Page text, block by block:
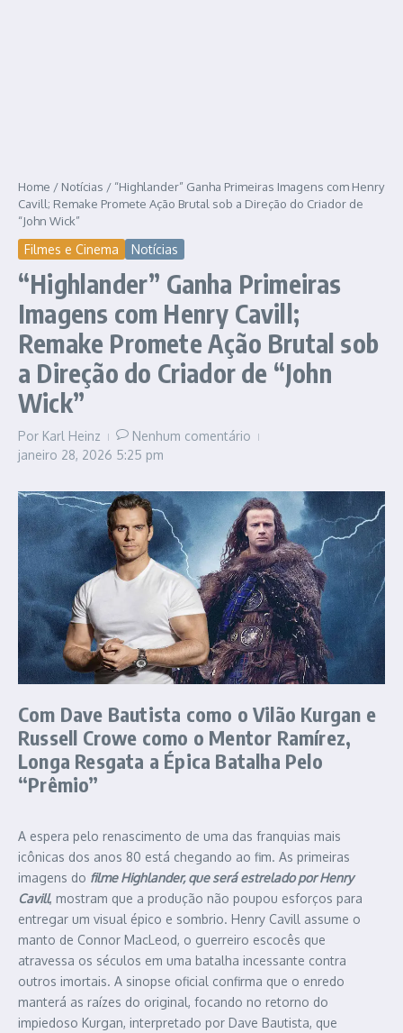
Home / Notícias / “Highlander” Ganha Primeiras Imagens com Henry
Cavill; Remake Promete Ação Brutal sob a Direção do Criador de
“John Wick”
Filmes e Cinema Notícias
“Highlander” Ganha Primeiras
Imagens com Henry Cavill;
Remake Promete Ação Brutal sob
a Direção do Criador de “John
Wick”
Por Karl Heinz
Nenhum comentário
janeiro 28, 2026 5:25 pm
Com Dave Bautista como o Vilão Kurgan e
Russell Crowe como o Mentor Ramírez,
Longa Resgata a Épica Batalha Pelo
“Prêmio”
A espera pelo renascimento de uma das franquias mais
icônicas dos anos 80 está chegando ao fim. As primeiras
imagens do filme Highlander, que será estrelado por Henry
Cavill, mostram que a produção não poupou esforços para
entregar um visual épico e sombrio. Henry Cavill assume o
manto de Connor MacLeod, o guerreiro escocês que
atravessa os séculos em uma batalha incessante contra
outros imortais. A sinopse oficial confirma que o enredo
manterá as raízes do original, focando no retorno do
impiedoso Kurgan, interpretado por Dave Bautista, que